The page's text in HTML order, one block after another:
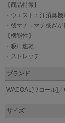
【商品特徴】
・ウエスト：汗消臭
・後マチ：マチ接ぎ
【機能性】
・吸汗速乾
・ストレッチ
ブランド
WACOAL[ワコール]／
サイズ